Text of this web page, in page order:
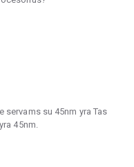
servams su 45nm yra Tas
45nm.